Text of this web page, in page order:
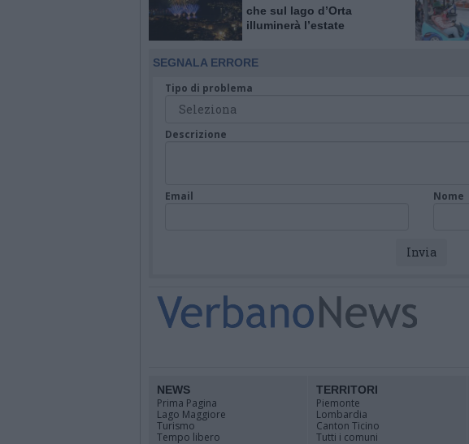
che sul lago d’Orta
illuminerà l’estate
SEGNALA ERRORE
Tipo di problema
Descrizione
Email Nome
NEWS
Prima Pagina
Lago Maggiore
Turismo
Tempo libero
TERRITORI
Piemonte
Lombardia
Canton Ticino
Tutti i comuni